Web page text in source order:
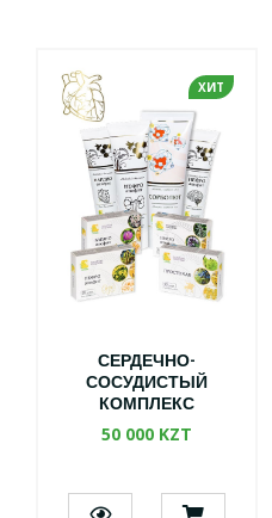
ХИТ
СЕРДЕЧНО-
СОСУДИСТЫЙ
КОМПЛЕКС
50 000 KZT